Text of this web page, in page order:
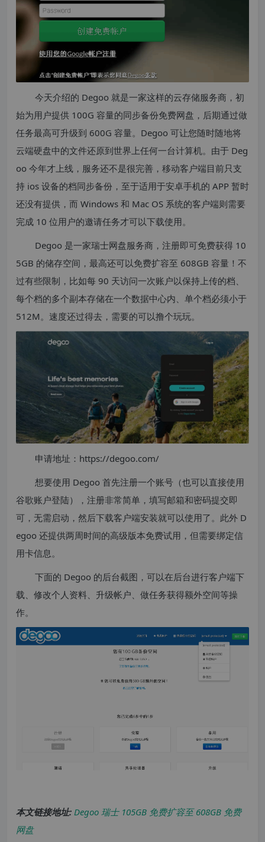
今天介绍的 Degoo 就是一家这样的云存储服务商，初
始为用户提供 100G 容量的同步备份免费网盘，后期通过做
任务最高可升级到 600G 容量。Degoo 可让您随时随地将
云端硬盘中的文件还原到世界上任何一台计算机。由于 Deg
oo 今年才上线，服务还不是很完善，移动客户端目前只支
持 ios 设备的档同步备份，至于适用于安卓手机的 APP 暂时
还没有提供，而 Windows 和 Mac OS 系统的客户端则需要
完成 10 位用户的邀请任务才可以下载使用。
Degoo 是一家瑞士网盘服务商，注册即可免费获得 10
5GB 的储存空间，最高还可以免费扩容至 608GB 容量！不
过有些限制，比如每 90 天访问一次账户以保持上传的档、
每个档的多个副本存储在一个数据中心内、单个档必须小于
512M。速度还过得去，需要的可以撸个玩玩。
申请地址：https://degoo.com/
想要使用 Degoo 首先注册一个账号（也可以直接使用
谷歌账户登陆），注册非常简单，填写邮箱和密码提交即
可，无需启动，然后下载客户端安装就可以使用了。此外 D
egoo 还提供两周时间的高级版本免费试用，但需要绑定信
用卡信息。
下面的 Degoo 的后台截图，可以在后台进行客户端下
载、修改个人资料、升级帐户、做任务获得额外空间等操
作。
本文链接地址: Degoo 瑞士 105GB 免费扩容至 608GB 免费
网盘